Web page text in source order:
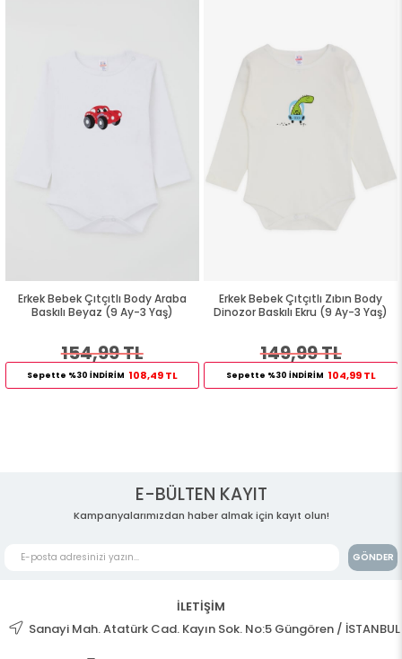
Erkek Bebek Çıtçıtlı Body Araba
Baskılı Beyaz (9 Ay-3 Yaş)
154,99 TL
Sepette %30 İNDİRİM 108,49 TL
Erkek Bebek Çıtçıtlı Zıbın Body
Dinozor Baskılı Ekru (9 Ay-3 Yaş)
149,99 TL
Sepette %30 İNDİRİM 104,99 TL
E-BÜLTEN KAYIT
Kampanyalarımızdan haber almak için kayıt olun!
GÖNDER
İLETİŞİM
Sanayi Mah. Atatürk Cad. Kayın Sok. No:5 Güngören / İSTANBUL